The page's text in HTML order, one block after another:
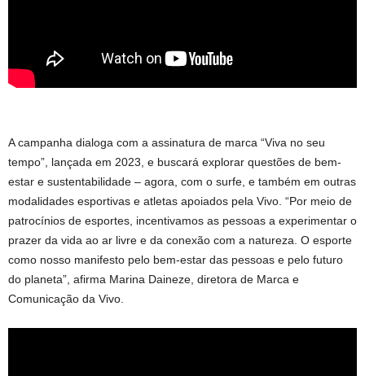
A campanha dialoga com a assinatura de marca “Viva no seu
tempo”, lançada em 2023, e buscará explorar questões de bem-
estar e sustentabilidade – agora, com o surfe, e também em outras
modalidades esportivas e atletas apoiados pela Vivo. “Por meio de
patrocínios de esportes, incentivamos as pessoas a experimentar o
prazer da vida ao ar livre e da conexão com a natureza. O esporte
como nosso manifesto pelo bem-estar das pessoas e pelo futuro
do planeta”, afirma Marina Daineze, diretora de Marca e
Comunicação da Vivo.